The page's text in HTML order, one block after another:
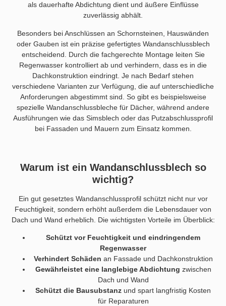
als dauerhafte Abdichtung dient und äußere Einflüsse
zuverlässig abhält.
Besonders bei Anschlüssen an Schornsteinen, Hauswänden
oder Gauben ist ein präzise gefertigtes Wandanschlussblech
entscheidend. Durch die fachgerechte Montage leiten Sie
Regenwasser kontrolliert ab und verhindern, dass es in die
Dachkonstruktion eindringt. Je nach Bedarf stehen
verschiedene Varianten zur Verfügung, die auf unterschiedliche
Anforderungen abgestimmt sind. So gibt es beispielsweise
spezielle Wandanschlussbleche für Dächer, während andere
Ausführungen wie das Simsblech oder das Putzabschlussprofil
bei Fassaden und Mauern zum Einsatz kommen.
Warum ist ein Wandanschlussblech so
wichtig?
Ein gut gesetztes Wandanschlussprofil schützt nicht nur vor
Feuchtigkeit, sondern erhöht außerdem die Lebensdauer von
Dach und Wand erheblich. Die wichtigsten Vorteile im Überblick:
Schützt vor Feuchtigkeit und eindringendem
Regenwasser
Verhindert Schäden an Fassade und Dachkonstruktion
Gewährleistet eine langlebige Abdichtung zwischen
Dach und Wand
Schützt die Bausubstanz und spart langfristig Kosten
für Reparaturen